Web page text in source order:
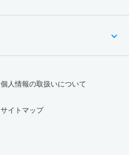
個人情報の取扱いについて
サイトマップ